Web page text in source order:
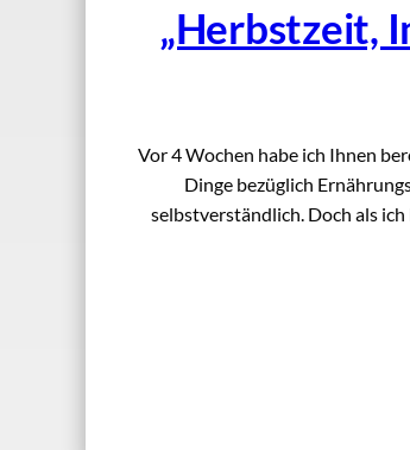
„Herbstzeit,
Vor 4 Wochen habe ich Ihnen
Dinge bezüglich
selbstverständlich. Doch als